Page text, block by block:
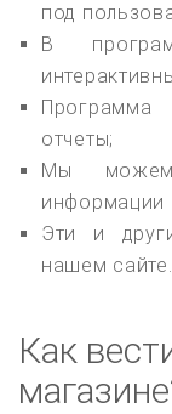
под
В
Программа
отчеты;
Мы можем
информации
Эти и
нашем сайте.
Как